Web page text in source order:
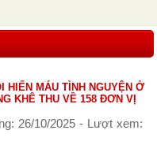
HIẾN MÁU TÌNH NGUYỆN Ở
KHÊ THU VỀ 158 ĐƠN VỊ
26/10/2025 - Lượt xem: